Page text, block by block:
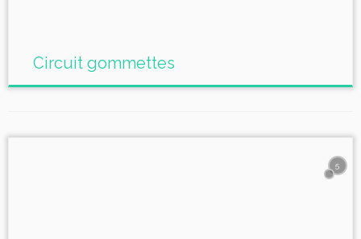
Circuit gommettes
5